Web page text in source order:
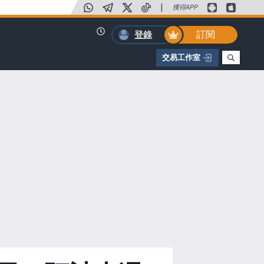
| 獲得APP
登錄
訂閱
交易工作室